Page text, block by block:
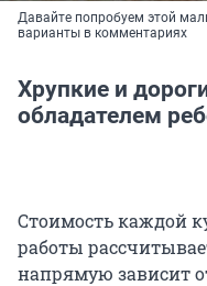
Давайте попробуем этой
варианты в комментариях
Хрупкие и
обладателем
Стоимость каждой
работы
напрямую зависит